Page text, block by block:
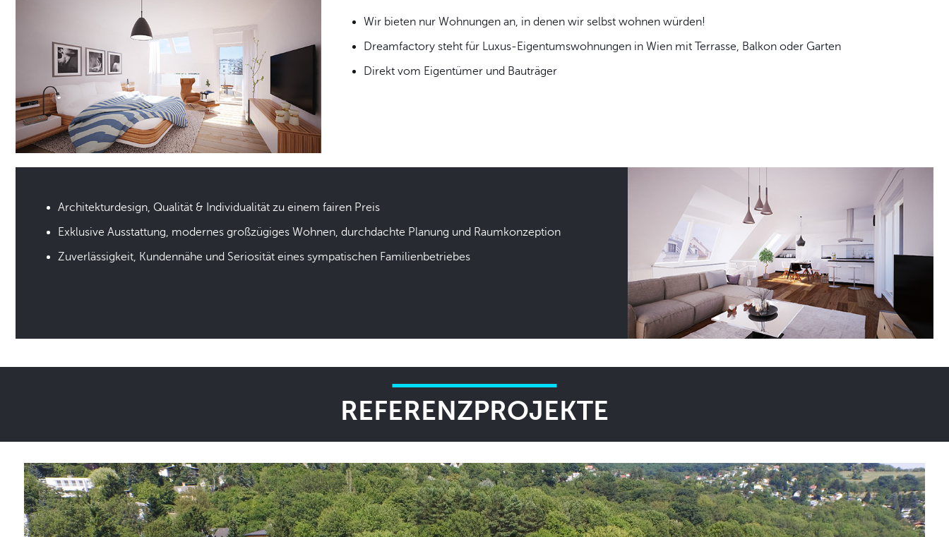
Wir bieten nur Wohnungen an, in denen wir selbst wohnen würden!
Dreamfactory steht für Luxus-Eigentumswohnungen in Wien mit Terrasse, Balkon oder Garten
Direkt vom Eigentümer und Bauträger
Architekturdesign, Qualität & Individualität zu einem fairen Preis
Exklusive Ausstattung, modernes großzügiges Wohnen, durchdachte Planung und Raumkonzeption
Zuverlässigkeit, Kundennähe und Seriosität eines sympatischen Familienbetriebes
REFERENZPROJEKTE